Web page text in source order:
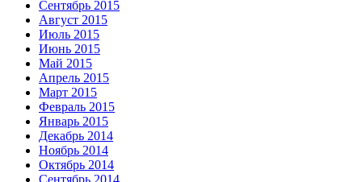
Сентябрь 2015
Август 2015
Июль 2015
Июнь 2015
Май 2015
Апрель 2015
Март 2015
Февраль 2015
Январь 2015
Декабрь 2014
Ноябрь 2014
Октябрь 2014
Сентябрь 2014